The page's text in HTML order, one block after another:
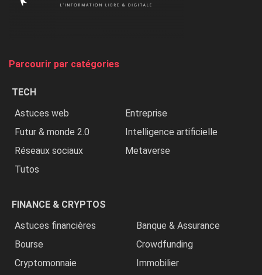
Parcourir par catégories
TECH
Astuces web
Entreprise
Futur & monde 2.0
Intelligence artificielle
Réseaux sociaux
Metaverse
Tutos
FINANCE & CRYPTOS
Astuces financières
Banque & Assurance
Bourse
Crowdfunding
Cryptomonnaie
Immobilier